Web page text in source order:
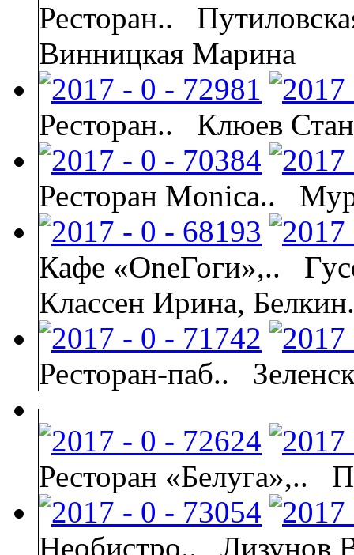
Ресторан..
Винницкая Марина
Ресторан.. Клюев
Ресторан Monica..
Кафе «OneГоги»,..
Классен Ирина,
Ресторан-паб..
Ресторан «Белуга»,..
Необистро.. Лизунов